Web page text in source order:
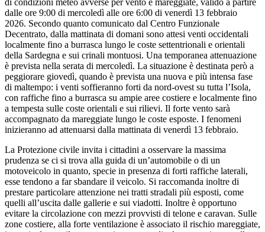
di condizioni meteo avverse per vento e mareggiate, valido a partire
dalle ore 9:00 di mercoledì alle ore 6:00 di venerdì 13 febbraio
2026. Secondo quanto comunicato dal Centro Funzionale
Decentrato, dalla mattinata di domani sono attesi venti occidentali
localmente fino a burrasca lungo le coste settentrionali e orientali
della Sardegna e sui crinali montuosi. Una temporanea attenuazione
è prevista nella serata di mercoledì. La situazione è destinata però a
peggiorare giovedì, quando è prevista una nuova e più intensa fase
di maltempo: i venti soffieranno forti da nord-ovest su tutta l’Isola,
con raffiche fino a burrasca su ampie aree costiere e localmente fino
a tempesta sulle coste orientali e sui rilievi. Il forte vento sarà
accompagnato da mareggiate lungo le coste esposte. I fenomeni
inizieranno ad attenuarsi dalla mattinata di venerdì 13 febbraio.
La Protezione civile invita i cittadini a osservare la massima
prudenza se ci si trova alla guida di un’automobile o di un
motoveicolo in quanto, specie in presenza di forti raffiche laterali,
esse tendono a far sbandare il veicolo. Si raccomanda inoltre di
prestare particolare attenzione nei tratti stradali più esposti, come
quelli all’uscita dalle gallerie e sui viadotti. Inoltre è opportuno
evitare la circolazione con mezzi provvisti di telone e caravan. Sulle
zone costiere, alla forte ventilazione è associato il rischio mareggiate,